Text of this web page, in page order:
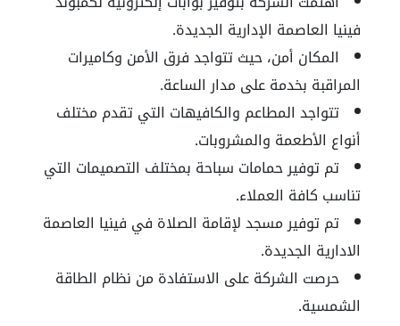
فينيا العاصمة الإدارية الجديدة.
المكان أمن، حيث تتواجد فرق الأمن وكاميرات
المراقبة بخدمة على مدار الساعة.
تتواجد المطاعم والكافيهات التي تقدم مختلف
أنواع الأطعمة والمشروبات.
تم توفير حمامات سباحة بمختلف التصميمات التي
تناسب كافة العملاء.
تم توفير مسجد لإقامة الصلاة في فينيا العاصمة
الادارية الجديدة.
حرصت الشركة على الاستفادة من نظام الطاقة
الشمسية.